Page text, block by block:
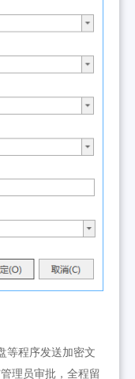
等程序发送加密文
理员审批，全程留